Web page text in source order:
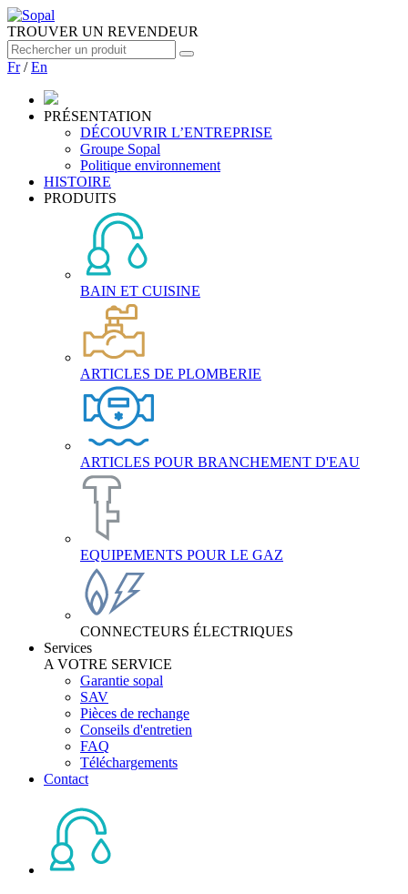
TROUVER UN REVENDEUR
Fr/En
PRÉSENTATION
DÉCOUVRIR L’ENTREPRISE
Groupe Sopal
Politique environnement
HISTOIRE
PRODUITS
BAIN ET CUISINE
ARTICLES DE PLOMBERIE
ARTICLES POUR BRANCHEMENT D'EAU
EQUIPEMENTS POUR LE GAZ
CONNECTEURS ÉLECTRIQUES
Services
A VOTRE SERVICE
Garantie sopal
SAV
Pièces de rechange
Conseils d'entretien
FAQ
Téléchargements
Contact